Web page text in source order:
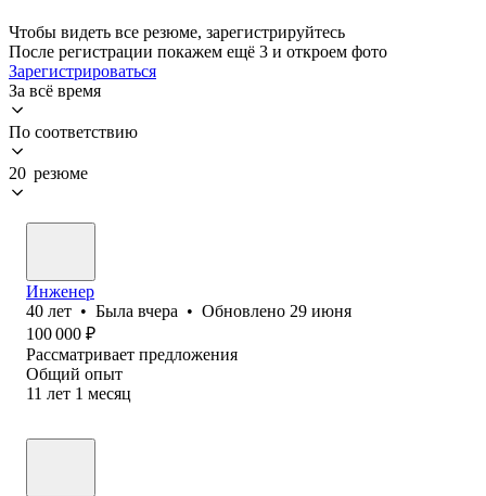
Чтобы видеть все резюме, зарегистрируйтесь
После регистрации покажем ещё 3 и откроем фото
Зарегистрироваться
За всё время
По соответствию
20 резюме
Инженер
40 лет • Была вчера • Обновлено 29 июня
100 000 ₽
Рассматривает предложения
Общий опыт
11 лет 1 месяц